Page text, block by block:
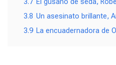
3.8 Un asesinato brillante,
3.9 La encuadernadora de